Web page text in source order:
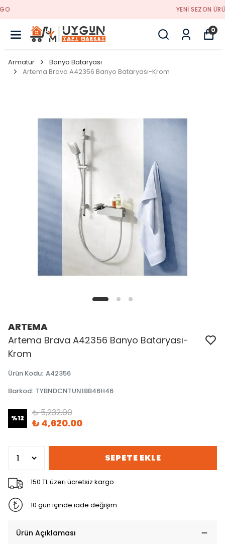
0
Armatür
Banyo Bataryası
Artema Brava A42356 Banyo Bataryası-Krom
ARTEMA
Artema Brava A42356 Banyo Bataryası-
Krom
Ürün Kodu: A42356
Barkod: TYBNDCNTUN18B46H46
%12 ₺ 5,232.00
₺ 4,620.00
SEPETE EKLE
150 TL üzeri ücretsiz kargo
10 gün içinde iade değişim
Ürün Açıklaması